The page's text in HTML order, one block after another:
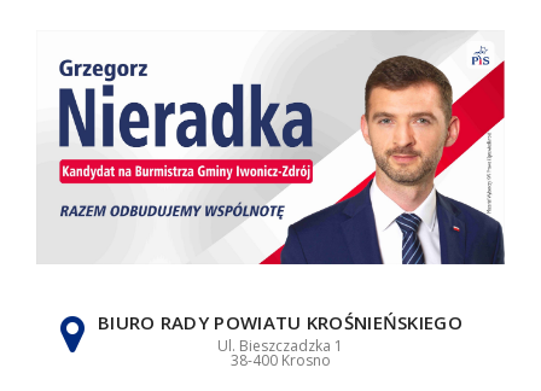
BIURO RADY POWIATU KROŚNIEŃSKIEGO
Ul. Bieszczadzka 1
38-400 Krosno